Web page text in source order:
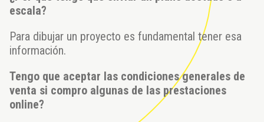
escala?
Para dibujar un proyecto es fundamental tener esa
información.
Tengo que aceptar las condiciones generales de
venta si compro algunas de las prestaciones
online?